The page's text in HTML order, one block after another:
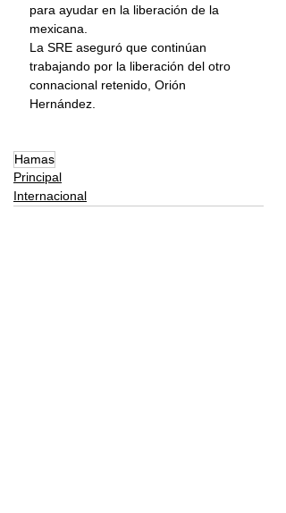
para ayudar en la liberación de la
mexicana.
La SRE aseguró que continúan
trabajando por la liberación del otro
connacional retenido, Orión
Hernández.
Hamas
Principal
Internacional